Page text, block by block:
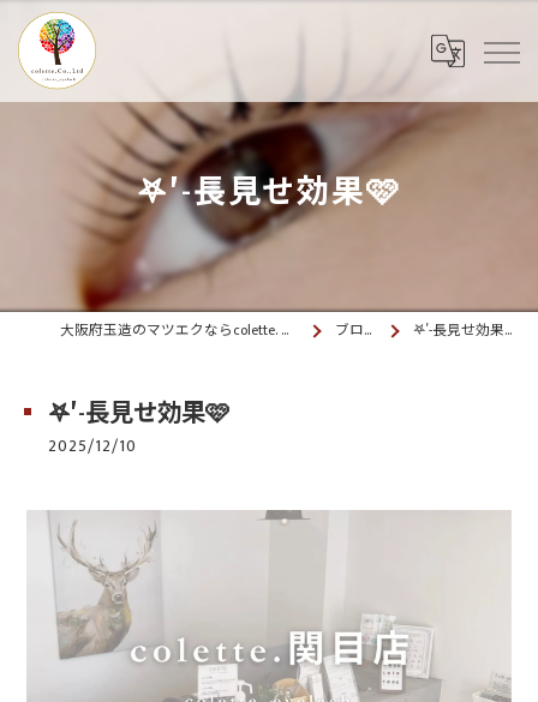
𖤐′-長見せ効果🩷
大阪府玉造のマツエクならcolette. 玉造 ブログ 𖤐′-長見せ効果🩷
𖤐′-長見せ効果🩷
2025/12/10